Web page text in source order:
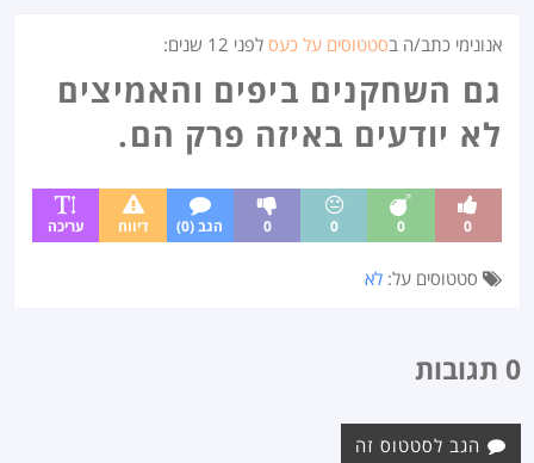
אנונימי כתב/ה בסטטוסים על כעס לפני 12 שנים :
גם השחקנים ביפים והאמיצים
לא יודעים באיזה פרק הם.
0
0
0
0 הגב (0) דיווח עריכה
סטטוסים על:לא
0 תגובות
הגב לסטטוס זה